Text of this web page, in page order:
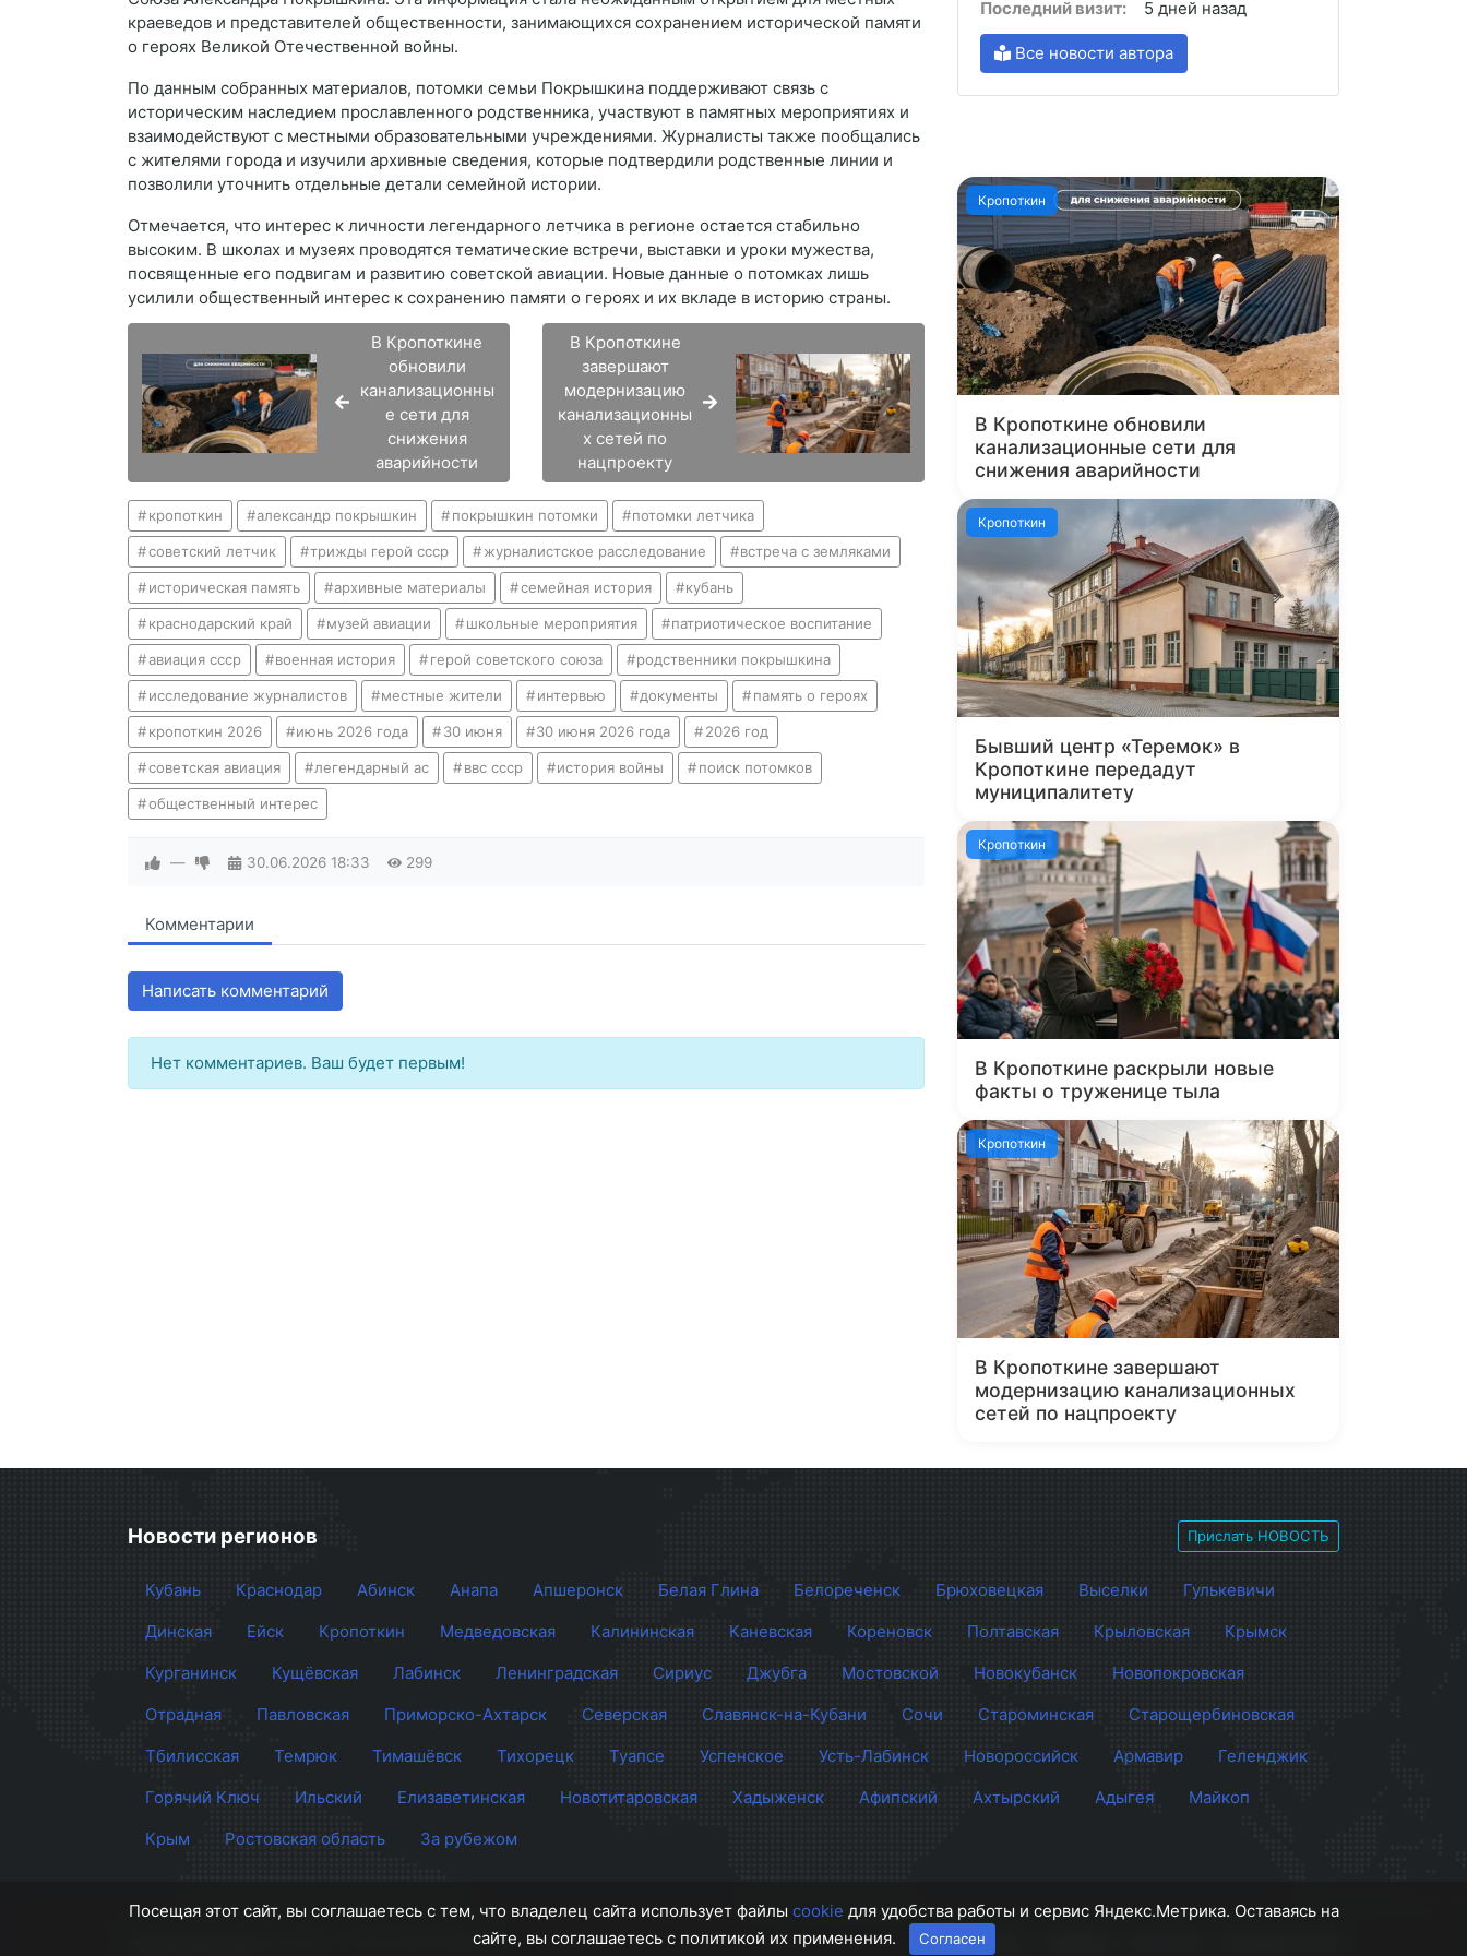
краеведов и представителей общественности, занимающихся сохранением исторической памяти
о героях Великой Отечественной войны.
По данным собранных материалов, потомки семьи Покрышкина поддерживают связь с
историческим наследием прославленного родственника, участвуют в памятных мероприятиях и
взаимодействуют с местными образовательными учреждениями. Журналисты также пообщались
с жителями города и изучили архивные сведения, которые подтвердили родственные линии и
позволили уточнить отдельные детали семейной истории.
Отмечается, что интерес к личности легендарного летчика в регионе остается стабильно
высоким. В школах и музеях проводятся тематические встречи, выставки и уроки мужества,
посвященные его подвигам и развитию советской авиации. Новые данные о потомках лишь
усилили общественный интерес к сохранению памяти о героях и их вкладе в историю страны.
В Кропоткине
обновили
канализационны
е сети для
снижения
аварийности
В Кропоткине
завершают
модернизацию
канализационны
х сетей по
нацпроекту
кропоткин александр покрышкин покрышкин потомки потомки летчика
советский летчик трижды герой ссср журналистское расследование встреча с земляками
историческая память архивные материалы семейная история кубань
краснодарский край музей авиации школьные мероприятия патриотическое воспитание
авиация ссср военная история герой советского союза родственники покрышкина
исследование журналистов местные жители интервью документы память о героях
кропоткин 2026 июнь 2026 года 30 июня 30 июня 2026 года 2026 год
советская авиация легендарный ас ввс ссср история войны поиск потомков
общественный интерес
— 30.06.2026 18:33 299
Комментарии
Написать комментарий
Нет комментариев. Ваш будет первым!
Последний визит:
5 дней назад
Все новости автора
Кропоткин
В Кропоткине обновили
канализационные сети для
снижения аварийности
Кропоткин
Бывший центр «Теремок» в
Кропоткине передадут
муниципалитету
Кропоткин
В Кропоткине раскрыли новые
факты о труженице тыла
Кропоткин
В Кропоткине завершают
модернизацию канализационных
сетей по нацпроекту
Новости регионов Прислать НОВОСТЬ
Кубань Краснодар Абинск Анапа Апшеронск Белая Глина Белореченск Брюховецкая Выселки
Гулькевичи
Динская
Ейск Кропоткин Медведовская Калининская Каневская Кореновск Полтавская Крыловская
Крымск
Курганинск
Кущёвская Лабинск Ленинградская Сириус Джубга Мостовской Новокубанск
Новопокровская
Отрадная
Павловская Приморско-Ахтарск Северская Славянск-на-Кубани Сочи Староминская
Старощербиновская
Тбилисская
Темрюк Тимашёвск Тихорецк Туапсе Успенское Усть-Лабинск Новороссийск Армавир
Геленджик
Горячий Ключ
Ильский Елизаветинская Новотитаровская Хадыженск Афипский Ахтырский Адыгея
Майкоп
Крым
Ростовская область За рубежом
© 2012 - 2026 СМИ Кубани О проекте
Посещая этот сайт, вы соглашаетесь с тем, что владелец сайта использует файлы cookie для удобства работы и сервис Яндекс.Метрика. Оставаясь на
сайте, вы соглашаетесь с политикой их применения.
Согласен